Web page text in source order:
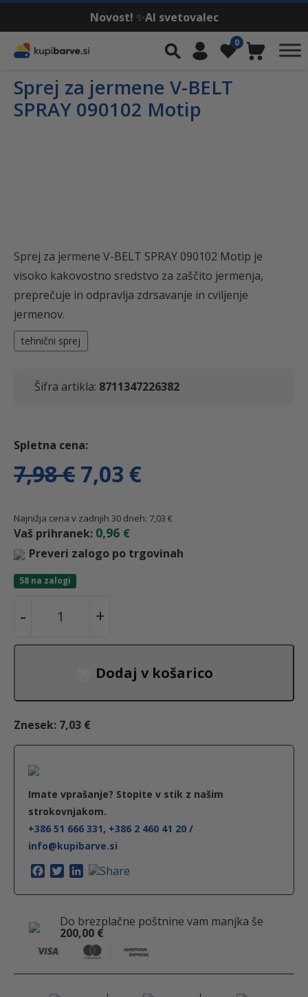
Novost! ✨AI svetovalec
Skip to content
IskalnikMoj račun
Seznam želja
0
Košarica
Sprej za jermene V-BELT
SPRAY 090102 Motip
Sprej za jermene V-BELT SPRAY 090102 Motip je
visoko kakovostno sredstvo za zaščito jermenja,
preprečuje in odpravlja zdrsavanje in cviljenje
jermenov.
tehnični sprej
Šifra artikla: 8711347226382
7,98€ I
z
v
a
c
n
a
j
e
b
7,03 €T
r
e
t
n
a
e
a
e
Najnižja cena v zadnjih 30 dneh: 7,03 €
Vaš prihranek: 0,96 €
Preveri zalogo po trgovinah
58 na zalogi
-
r
z
a
-
T
+
Dodaj v košarico
Znesek: 7,03 €
Imate vprašanje? Stopite v stik z našim
strokovnjakom.
+386 51 666 331, +386 2 460 41 20 /
info@kupibarve.si
c
o
i
t
e
n
e
d
I
Do brezplačne poštnine vam manjka še
200,00 €